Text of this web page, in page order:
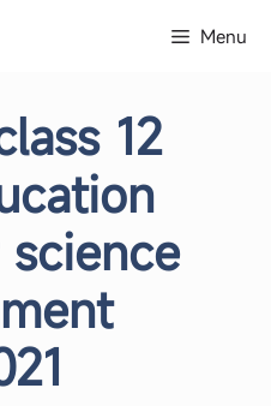
Menu
12